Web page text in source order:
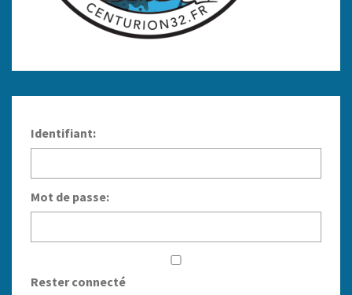
Identifiant:
Mot de passe:
Rester connecté